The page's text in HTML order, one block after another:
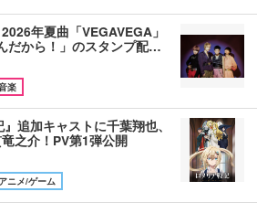
年夏曲「VEGAVEGA」
から！」のスタンプ配…
楽
追加キャストに千葉翔也、
之介！PV第1弾公開
アニメ/ゲーム